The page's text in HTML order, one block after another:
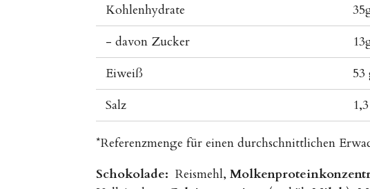
Kohlenhydrate
- davon Zucker
Eiweiß
53
Salz
*Referenzmenge für einen durchschnittlichen
Schokolade: Reismehl,